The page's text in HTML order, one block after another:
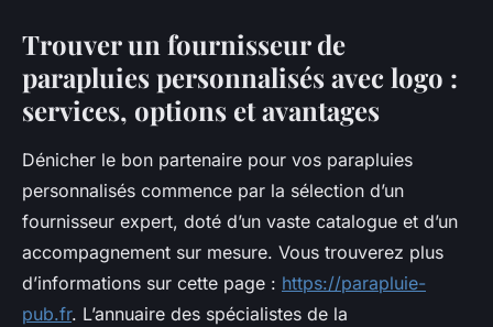
Trouver un fournisseur de
parapluies personnalisés avec logo :
services, options et avantages
Dénicher le bon partenaire pour vos parapluies
personnalisés commence par la sélection d’un
fournisseur expert, doté d’un vaste catalogue et d’un
accompagnement sur mesure. Vous trouverez plus
d’informations sur cette page : https://parapluie-
pub.fr. L’annuaire des spécialistes de la